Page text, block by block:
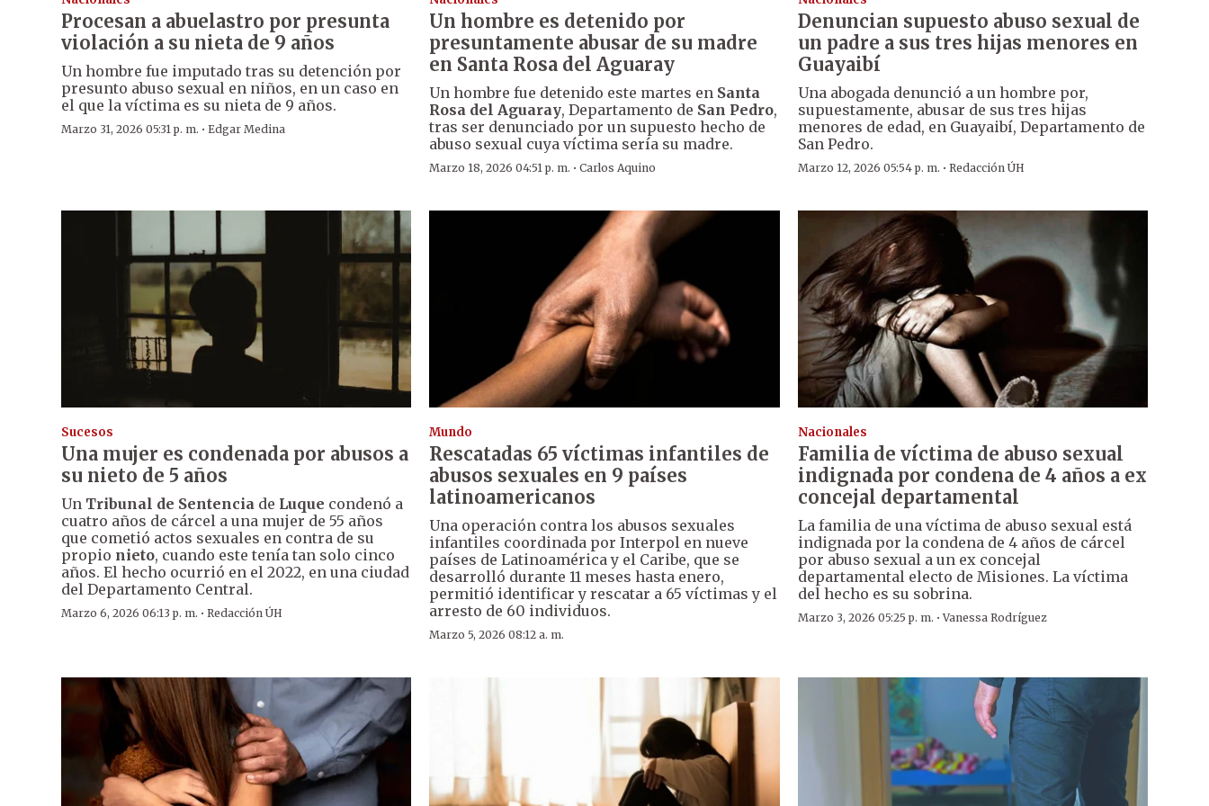
Procesan a abuelastro por presunta
violación a su nieta de 9 años
Un hombre fue imputado tras su detención por
presunto abuso sexual en niños, en un caso en
el que la víctima es su nieta de 9 años.
Marzo 31, 2026 05:31 p. m. · Edgar Medina
Un hombre es detenido por
presuntamente abusar de su madre
en Santa Rosa del Aguaray
Un hombre fue detenido este martes en Santa
Rosa del Aguaray, Departamento de San Pedro,
tras ser denunciado por un supuesto hecho de
abuso sexual cuya víctima sería su madre.
Marzo 18, 2026 04:51 p. m. ·Carlos Aquino
Denuncian supuesto abuso sexual de
un padre a sus tres hijas menores en
Guayaibí
Una abogada denunció a un hombre por,
supuestamente, abusar de sus tres hijas
menores de edad, en Guayaibí, Departamento de
San Pedro.
Marzo 12, 2026 05:54 p. m. · Redacción ÚH
Sucesos
Una mujer es condenada por abusos a
su nieto de 5 años
Un Tribunal de Sentencia de Luque condenó a
cuatro años de cárcel a una mujer de 55 años
que cometió actos sexuales en contra de su
propio nieto, cuando este tenía tan solo cinco
años. El hecho ocurrió en el 2022, en una ciudad
del Departamento Central.
Marzo 6, 2026 06:13 p. m. · Redacción ÚH
Mundo
Rescatadas 65 víctimas infantiles de
abusos sexuales en 9 países
latinoamericanos
Una operación contra los abusos sexuales
infantiles coordinada por Interpol en nueve
países de Latinoamérica y el Caribe, que se
desarrolló durante 11 meses hasta enero,
permitió identificar y rescatar a 65 víctimas y el
arresto de 60 individuos.
Marzo 5, 2026 08:12 a. m.
Nacionales
Familia de víctima de abuso sexual
indignada por condena de 4 años a ex
concejal departamental
La familia de una víctima de abuso sexual está
indignada por la condena de 4 años de cárcel
por abuso sexual a un ex concejal
departamental electo de Misiones. La víctima
del hecho es su sobrina.
Marzo 3, 2026 05:25 p. m. ·Vanessa Rodríguez